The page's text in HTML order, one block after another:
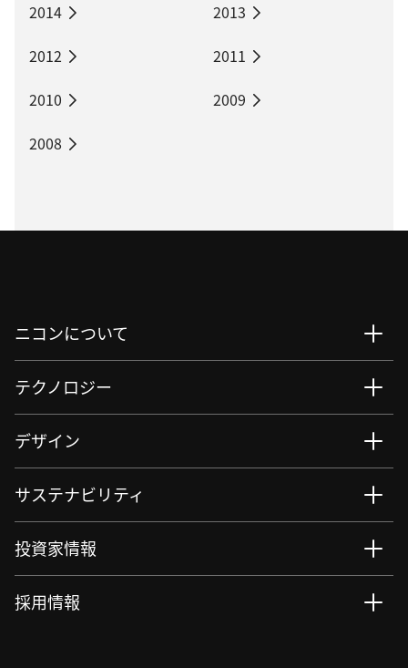
2014
2013
2012
2011
2010
2009
2008
ニコンについて
テクノロジー
デザイン
サステナビリティ
投資家情報
採用情報